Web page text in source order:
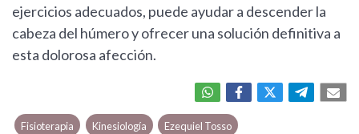
ejercicios adecuados, puede ayudar a descender la
cabeza del húmero y ofrecer una solución definitiva a
esta dolorosa afección.
Fisioterapia Kinesiología
Ezequiel Tosso